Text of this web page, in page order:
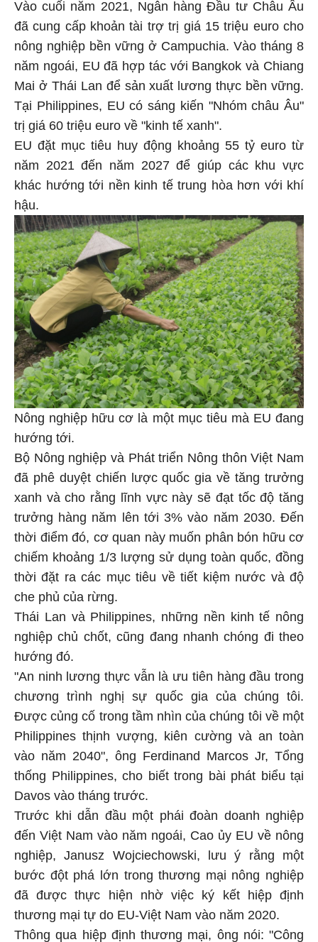
Vào cuối năm 2021, Ngân hàng Đầu tư Châu Âu
đã cung cấp khoản tài trợ trị giá 15 triệu euro cho
nông nghiệp bền vững ở Campuchia. Vào tháng 8
năm ngoái, EU đã hợp tác với Bangkok và Chiang
Mai ở Thái Lan để sản xuất lương thực bền vững.
Tại Philippines, EU có sáng kiến "Nhóm châu Âu"
trị giá 60 triệu euro về "kinh tế xanh".
EU đặt mục tiêu huy động khoảng 55 tỷ euro từ
năm 2021 đến năm 2027 để giúp các khu vực
khác hướng tới nền kinh tế trung hòa hơn với khí
hậu.
Nông nghiệp hữu cơ là một mục tiêu mà EU đang
hướng tới.
Bộ Nông nghiệp và Phát triển Nông thôn Việt Nam
đã phê duyệt chiến lược quốc gia về tăng trưởng
xanh và cho rằng lĩnh vực này sẽ đạt tốc độ tăng
trưởng hàng năm lên tới 3% vào năm 2030. Đến
thời điểm đó, cơ quan này muốn phân bón hữu cơ
chiếm khoảng 1/3 lượng sử dụng toàn quốc, đồng
thời đặt ra các mục tiêu về tiết kiệm nước và độ
che phủ của rừng.
Thái Lan và Philippines, những nền kinh tế nông
nghiệp chủ chốt, cũng đang nhanh chóng đi theo
hướng đó.
"An ninh lương thực vẫn là ưu tiên hàng đầu trong
chương trình nghị sự quốc gia của chúng tôi.
Được củng cố trong tầm nhìn của chúng tôi về một
Philippines thịnh vượng, kiên cường và an toàn
vào năm 2040", ông Ferdinand Marcos Jr, Tổng
thống Philippines, cho biết trong bài phát biểu tại
Davos vào tháng trước.
Trước khi dẫn đầu một phái đoàn doanh nghiệp
đến Việt Nam vào năm ngoái, Cao ủy EU về nông
nghiệp, Janusz Wojciechowski, lưu ý rằng một
bước đột phá lớn trong thương mại nông nghiệp
đã được thực hiện nhờ việc ký kết hiệp định
thương mại tự do EU-Việt Nam vào năm 2020.
Thông qua hiệp định thương mại, ông nói: "Công